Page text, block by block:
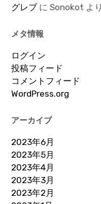
グレブにSonokot より
メタ情報
ログイン
投稿フィード
コメントフィード
WordPress.org
アーカイブ
2023年6月
2023年5月
2023年4月
2023年3月
2023年2月